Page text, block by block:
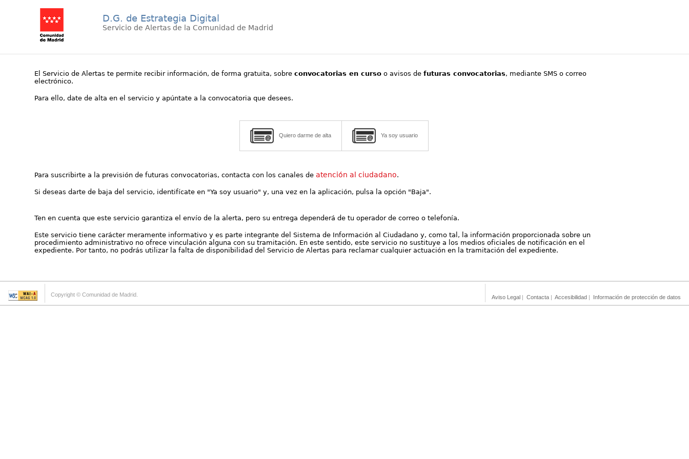
D.G. de Estrategia Digital
Servicio de Alertas de la Comunidad de Madrid
El Servicio de Alertas te permite recibir información, de forma gratuita, sobreconvocatorias en curso o avisos defuturas convocatorias, mediante SMS o correo
electrónico.
Para ello, date de alta en el servicio y apúntate a la convocatoria que desees.
Quiero darme de alta Ya soy usuario
Para suscribirte a la previsión de futuras convocatorias, contacta con los canales deatención al ciudadano.
Si deseas darte de baja del servicio, identifícate en "Ya soy usuario" y, una vez en la aplicación, pulsa la opción "Baja".
Ten en cuenta que este servicio garantiza el envío de la alerta, pero su entrega dependerá de tu operador de correo o telefonía.
Este servicio tiene carácter meramente informativo y es parte integrante del Sistema de Información al Ciudadano y, como tal, la información proporcionada sobre un
procedimiento administrativo no ofrece vinculación alguna con su tramitación. En este sentido, este servicio no sustituye a los medios oficiales de notificación en el
expediente. Por tanto, no podrás utilizar la falta de disponibilidad del Servicio de Alertas para reclamar cualquier actuación en la tramitación del expediente.
Copyright © Comunidad de Madrid. Aviso Legal | Contacta | Accesibilidad | Información de protección de datos